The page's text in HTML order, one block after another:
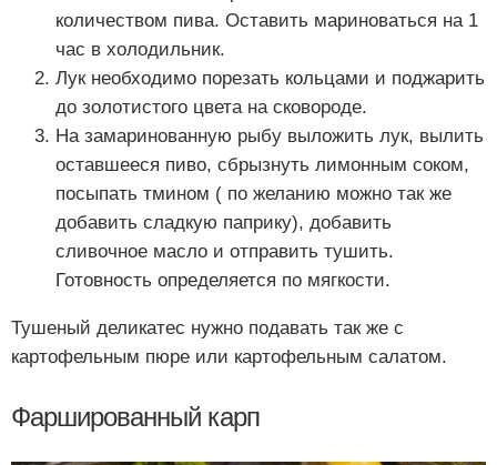
количеством пива. Оставить мариноваться на 1
час в холодильник.
Лук необходимо порезать кольцами и поджарить
до золотистого цвета на сковороде.
На замаринованную рыбу выложить лук, вылить
оставшееся пиво, сбрызнуть лимонным соком,
посыпать тмином ( по желанию можно так же
добавить сладкую паприку), добавить
сливочное масло и отправить тушить.
Готовность определяется по мягкости.
Тушеный деликатес нужно подавать так же с
картофельным пюре или картофельным салатом.
Фаршированный карп